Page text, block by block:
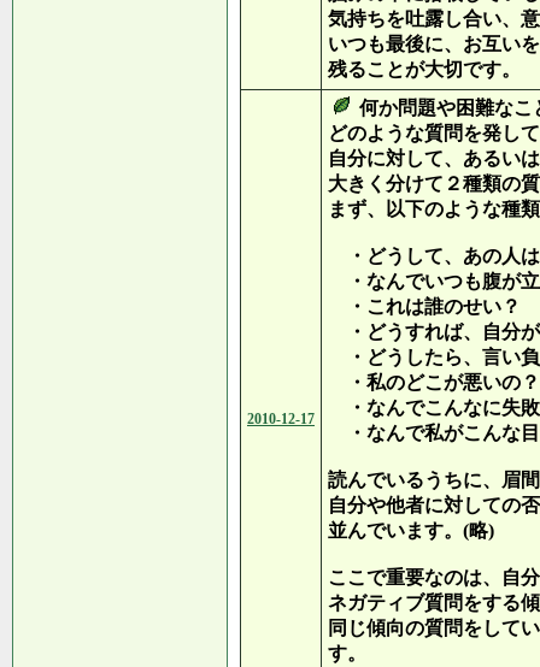
気持ちを吐露し合い、
いつも最後に、お互い
残ることが大切です。
2010-12-17
何か問題や困難なこ
どのような質問を発し
自分に対して、あるい
大きく分けて２種類の
まず、以下のような種
・どうして、あの人
・なんでいつも腹が
・これは誰のせい？
・どうすれば、自分
・どうしたら、言い
・私のどこが悪いの？
・なんでこんなに失
・なんで私がこんな
読んでいるうちに、眉
自分や他者に対しての
並んでいます。(略)
ここで重要なのは、自
ネガティブ質問をする
同じ傾向の質問をして
す。